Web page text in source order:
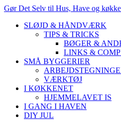
Gør Det Selv til Hus, Have og
SLØJD & HÅNDVÆRK
TIPS & TRICKS
BØGER &
LINKS &
SMÅ BYGGERIER
VÆRKTØJ
I KØKKENET
HJEMMELAVET IS
I GANG I HAVEN
DIY JUL